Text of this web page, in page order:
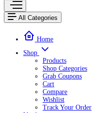
All Categories
Home
Shop
Products
Shop Categories
Grab Coupons
Cart
Compare
Wishlist
Track Your Order